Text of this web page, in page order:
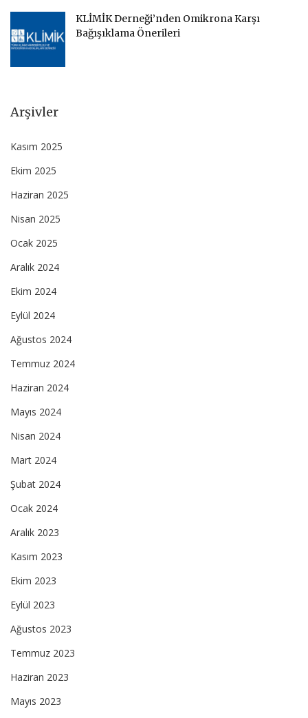
KLİMİK Derneği’nden Omikrona Karşı
Bağışıklama Önerileri
Arşivler
Kasım 2025
Ekim 2025
Haziran 2025
Nisan 2025
Ocak 2025
Aralık 2024
Ekim 2024
Eylül 2024
Ağustos 2024
Temmuz 2024
Haziran 2024
Mayıs 2024
Nisan 2024
Mart 2024
Şubat 2024
Ocak 2024
Aralık 2023
Kasım 2023
Ekim 2023
Eylül 2023
Ağustos 2023
Temmuz 2023
Haziran 2023
Mayıs 2023